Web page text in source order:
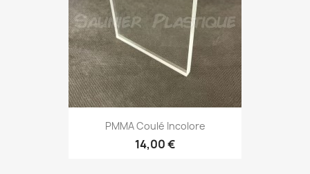
PMMA Coulé Incolore
14,00 €